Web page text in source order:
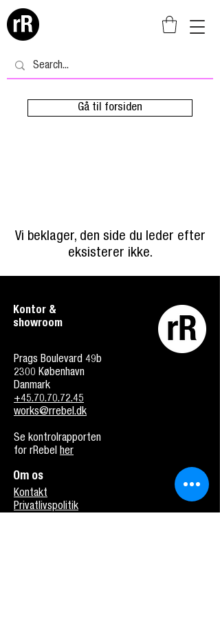
Gå til forsiden
Vi beklager, den side du leder efter
eksisterer ikke.
Kontor &
showroom
Prags Boulevard 49b
2300 København
Danmark
+45.70.70.72.45
works@rrebel.dk
Se kontrolrapporten
for rRebel her
Om os
Kontakt
Privatlivspolitik